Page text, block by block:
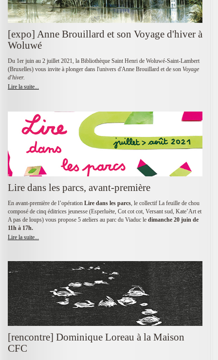
[expo] Anne Brouillard et son Voyage d'hiver à
Woluwé
Du 1er juin au 2 juillet 2021, la Bibliothèque Saint Henri de Woluwé-Saint-Lambert
(Bruxelles) vous invite à plonger dans l'univers d'Anne Brouillard et de son Voyage
d'hiver.
Lire la suite...
Lire dans les parcs, avant-première
En avant-première de l’opération Lire dans les parcs, le collectif La feuille de chou
composé de cinq éditrices jeunesse (Esperluète, Cot cot cot, Versant sud, Kate’Art et
A pas de loups) vous propose 5 ateliers au parc du Viaduc le dimanche 20 juin de
11h à 17h.
Lire la suite...
[rencontre] Dominique Loreau à la Maison
CFC